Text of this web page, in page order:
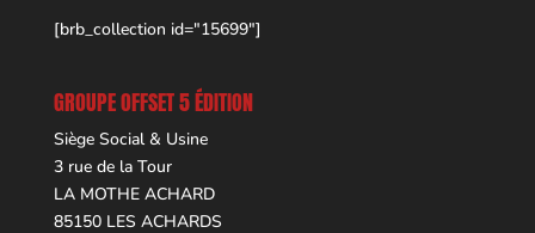
[brb_collection id="15699"]
GROUPE OFFSET 5 ÉDITION
Siège Social & Usine
3 rue de la Tour
LA MOTHE ACHARD
85150 LES ACHARDS